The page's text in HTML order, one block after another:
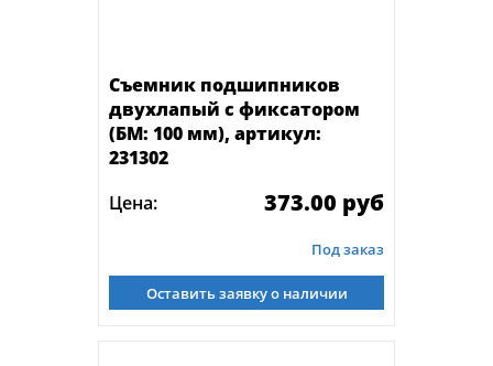
Съемник подшипников
двухлапый с фиксатором
(БМ: 100 мм), артикул:
231302
Цена:
373.00 руб
Под заказ
Оставить заявку о наличии